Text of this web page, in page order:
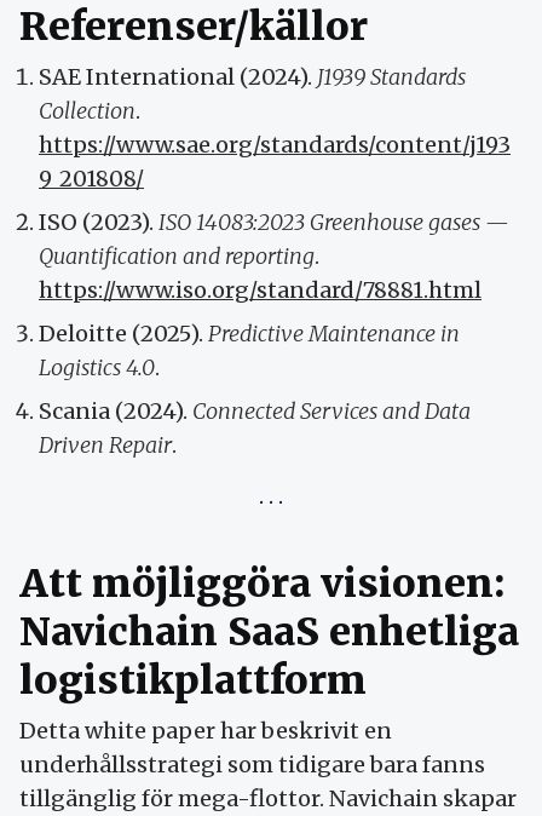
Referenser/källor
SAE International (2024). J1939 Standards
Collection.
https://www.sae.org/standards/content/j193
9_201808/
ISO (2023). ISO 14083:2023 Greenhouse gases —
Quantification and reporting.
https://www.iso.org/standard/78881.html
Deloitte (2025). Predictive Maintenance in
Logistics 4.0.
Scania (2024). Connected Services and Data
Driven Repair.
Att möjliggöra visionen:
Navichain SaaS enhetliga
logistikplattform
Detta white paper har beskrivit en
underhållsstrategi som tidigare bara fanns
tillgänglig för mega-flottor. Navichain skapar